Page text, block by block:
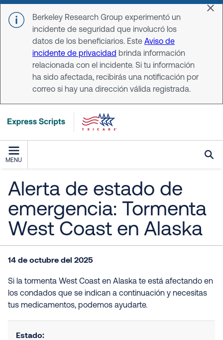
Skip to main content
Berkeley Research Group experimentó un
incidente de seguridad que involucró los
datos de los beneficiarios. Este Aviso de
incidente de privacidad brinda información
relacionada con el incidente. Si tu información
ha sido afectada, recibirás una notificación por
correo si hay una dirección válida registrada.
MENU
Alerta de estado de
emergencia: Tormenta
West Coast en Alaska
14 de octubre del 2025
Si la tormenta West Coast en Alaska te está afectando en
los condados que se indican a continuación y necesitas
tus medicamentos, podemos ayudarte.
Estado: